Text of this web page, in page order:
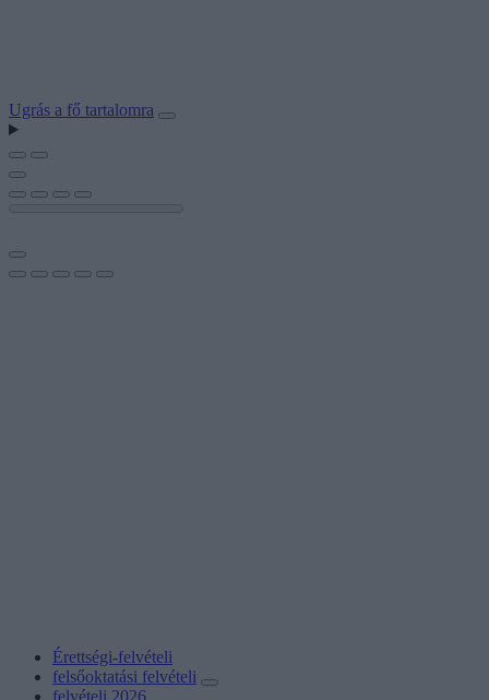
Ugrás a fő tartalomra
Érettségi-felvételi
felsőoktatási felvételi
felvételi 2026